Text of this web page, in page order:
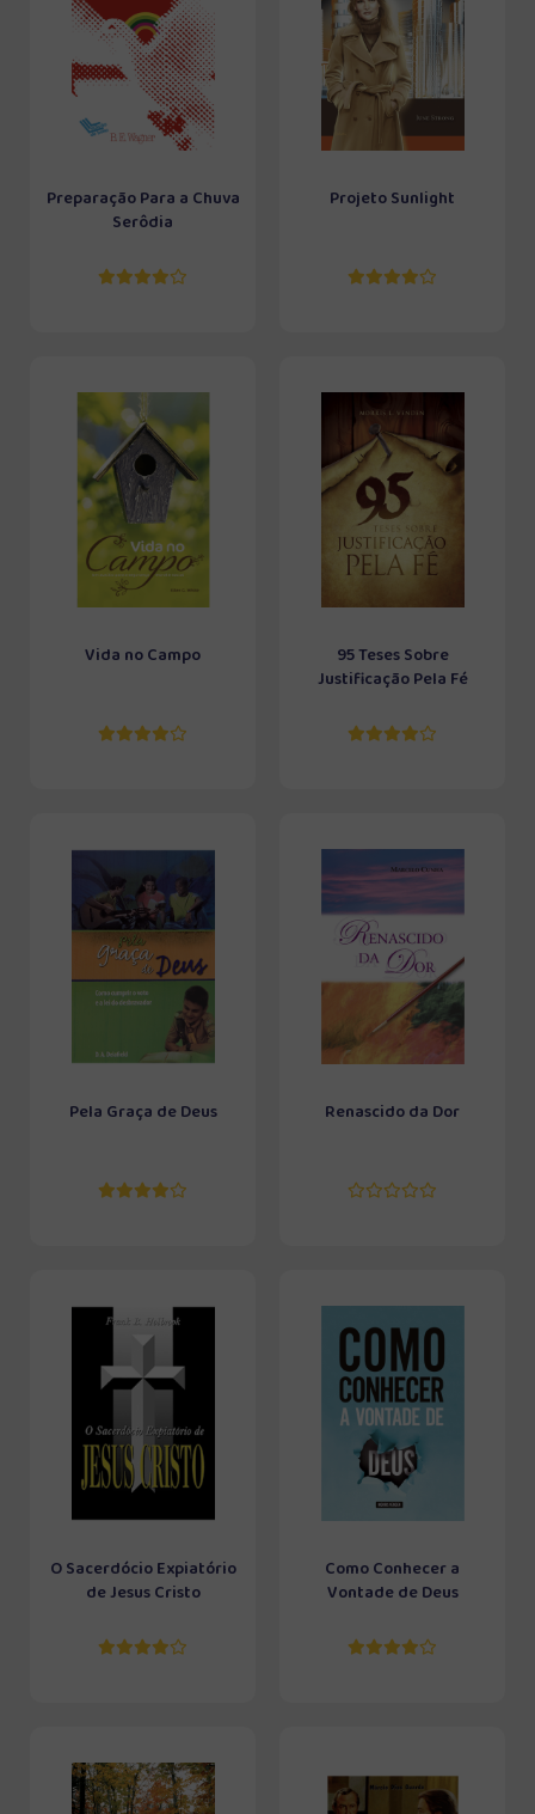
Preparação Para a Chuva
Serôdia
Projeto Sunlight
Vida no Campo
95 Teses Sobre
Justificação Pela Fé
Pela Graça de Deus Renascido da Dor
O Sacerdócio Expiatório
de Jesus Cristo
Como Conhecer a
Vontade de Deus